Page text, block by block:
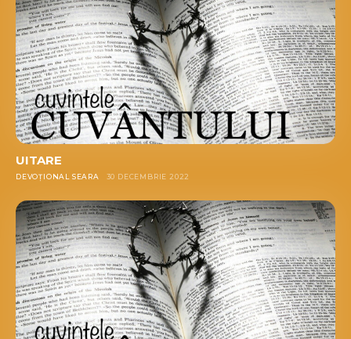
UITARE
DEVOȚIONAL SEARA 30 DECEMBRIE 2022